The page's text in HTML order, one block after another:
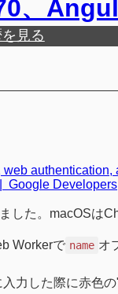
、
見る
authentication,
Google Developers
した。macOSは
Workerで name オ
力した際に赤色